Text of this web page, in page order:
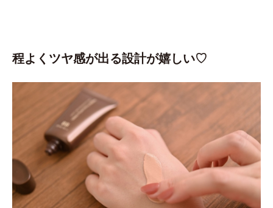
程よくツヤ感が出る設計が嬉しい♡